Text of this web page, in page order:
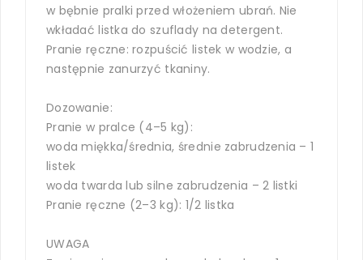
w bębnie pralki przed włożeniem ubrań. Nie
wkładać listka do szuflady na detergent.
Pranie ręczne: rozpuścić listek w wodzie, a
następnie zanurzyć tkaniny.
Dozowanie:
Pranie w pralce (4–5 kg):
woda miękka/średnia, średnie zabrudzenia – 1
listek
woda twarda lub silne zabrudzenia – 2 listki
Pranie ręczne (2–3 kg): 1/2 listka
UWAGA